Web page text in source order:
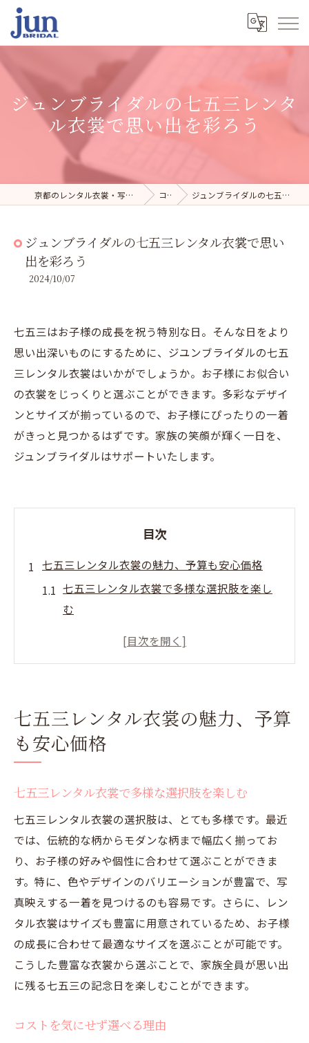
ジュンブライダルの七五三レンタ
ル衣裳で思い出を彩ろう
京都のレンタル衣裳・写真スタジオならジュンブライダル コラム ジュンブライダルの七五三レンタル衣裳で思い出を彩ろう
ジュンブライダルの七五三レンタル衣裳で思い
出を彩ろう
2024/10/07
七五三はお子様の成長を祝う特別な日。そんな日をより
思い出深いものにするために、ジユンブライダルの七五
三レンタル衣裳はいかがでしょうか。お子様にお似合い
の衣裳をじっくりと選ぶことができます。多彩なデザイ
ンとサイズが揃っているので、お子様にぴったりの一着
がきっと見つかるはずです。家族の笑顔が輝く一日を、
ジュンブライダルはサポートいたします。
目次
七五三レンタル衣裳の魅力、予算も安心価格
七五三レンタル衣裳で多様な選択肢を楽し
む
コストを気にせず選べる理由
思い出に残る七五三レンタル衣裳の選び方
七五三の思い出作りを
七五三レンタル衣裳の魅力、予算
も安心価格
七五三レンタル衣裳で多様な選択肢を楽しむ
七五三レンタル衣裳の選択肢は、とても多様です。最近
では、伝統的な柄からモダンな柄まで幅広く揃ってお
り、お子様の好みや個性に合わせて選ぶことができま
す。特に、色やデザインのバリエーションが豊富で、写
真映えする一着を見つけるのも容易です。さらに、レン
タル衣裳はサイズも豊富に用意されているため、お子様
の成長に合わせて最適なサイズを選ぶことが可能です。
こうした豊富な衣裳から選ぶことで、家族全員が思い出
に残る七五三の記念日を楽しむことができます。
コストを気にせず選べる理由